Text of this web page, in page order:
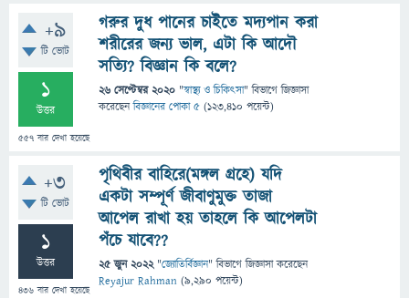
+9
টি ভোট
1
উত্তর
557 বার দেখা হয়েছে
গরুর দুধ পানের চাইতে মদ্যপান করা
শরীরের জন্য ভাল, এটা কি আদৌ
সত্যি? বিজ্ঞান কি বলে?
26 সেপ্টেম্বর 2020 "স্বাস্থ্য ও চিকিৎসা" বিভাগে জিজ্ঞাসা
করেছেনবিজ্ঞানের পোকা ৫ (123,410 পয়েন্ট)
+3
টি ভোট
1
উত্তর
436 বার দেখা হয়েছে
পৃথিবীর বাহিরে(মঙ্গল গ্রহে) যদি
একটা সম্পূর্ণ জীবাণুমুক্ত তাজা
আপেল রাখা হয় তাহলে কি আপেলটা
পঁচে যাবে??
25 জুন 2022 "জ্যোতির্বিজ্ঞান" বিভাগে জিজ্ঞাসাকরেছেন
Reyajur Rahman (9,290 পয়েন্ট)